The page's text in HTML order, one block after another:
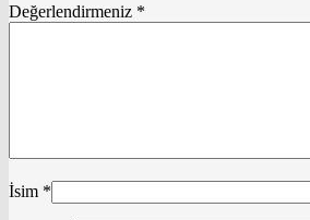
Değerlendirmeniz *
İsim *